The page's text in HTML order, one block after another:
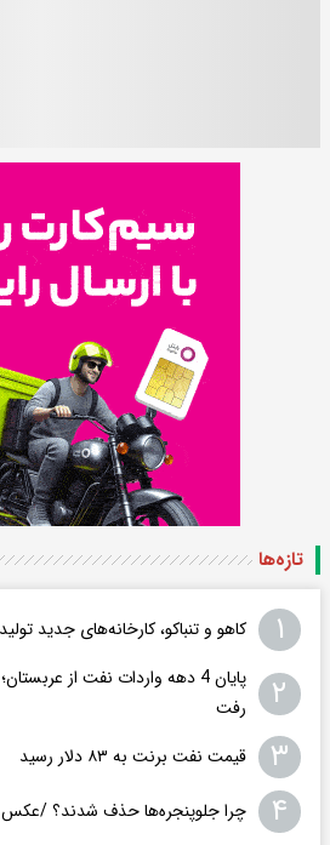
تازه‌ها
۱ کاهو و تنباکو، کارخانه‌های جدید
۲
پایان 4 دهه واردات نفت از
رفت
۳ قیمت نفت برنت به ۸۳ دلار رسید
۴ چرا جلوپنجره‌ها حذف شدند؟ /عکس